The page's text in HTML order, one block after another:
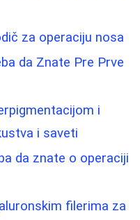
za operaciju nosa
da Znate Pre Prve
i
i saveti
da znate o operaciji
filerima za